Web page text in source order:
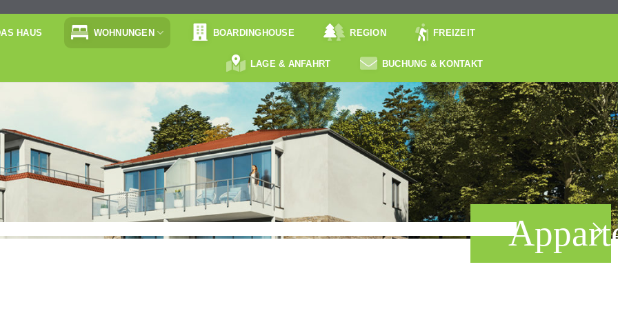
HAUS WOHNUNGEN BOARDINGHOUSE REGION FREIZEIT
LAGE & ANFAHRT BUCHUNG & KONTAKT